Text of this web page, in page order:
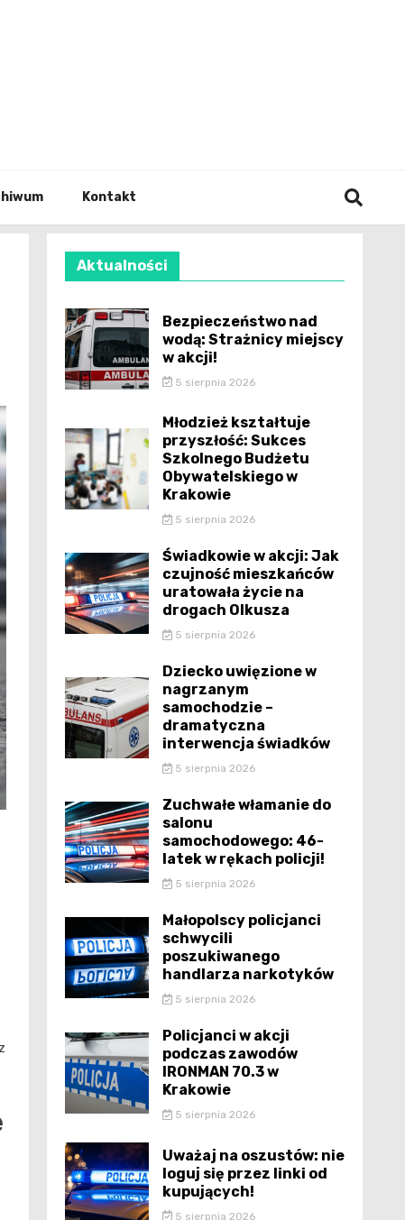
Kontakt
Aktualności
Bezpieczeństwo nad
wodą: Strażnicy miejscy
w akcji!
5 sierpnia 2026
Młodzież kształtuje
przyszłość: Sukces
Szkolnego Budżetu
Obywatelskiego w
Krakowie
5 sierpnia 2026
Świadkowie w akcji: Jak
czujność mieszkańców
uratowała życie na
drogach Olkusza
5 sierpnia 2026
Dziecko uwięzione w
nagrzanym
samochodzie –
dramatyczna
interwencja świadków
5 sierpnia 2026
Zuchwałe włamanie do
salonu
samochodowego: 46-
latek w rękach policji!
5 sierpnia 2026
Małopolscy policjanci
schwycili
poszukiwanego
handlarza narkotyków
5 sierpnia 2026
Policjanci w akcji
podczas zawodów
IRONMAN 70.3 w
Krakowie
5 sierpnia 2026
Uważaj na oszustów: nie
loguj się przez linki od
kupujących!
5 sierpnia 2026